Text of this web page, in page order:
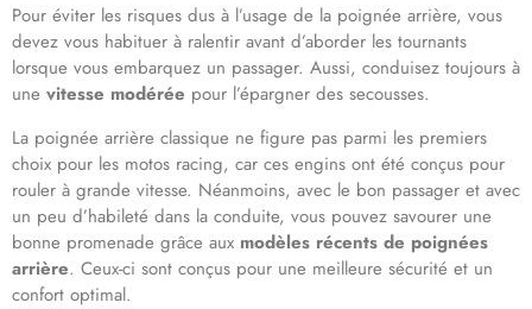
Pour éviter les risques dus à l’usage de la poignée arrière, vous
devez vous habituer à ralentir avant d’aborder les tournants
lorsque vous embarquez un passager. Aussi, conduisez toujours à
une vitesse modérée pour l’épargner des secousses.
La poignée arrière classique ne figure pas parmi les premiers
choix pour les motos racing, car ces engins ont été conçus pour
rouler à grande vitesse. Néanmoins, avec le bon passager et avec
un peu d’habileté dans la conduite, vous pouvez savourer une
bonne promenade grâce aux modèles récents de poignées
arrière. Ceux-ci sont conçus pour une meilleure sécurité et un
confort optimal.